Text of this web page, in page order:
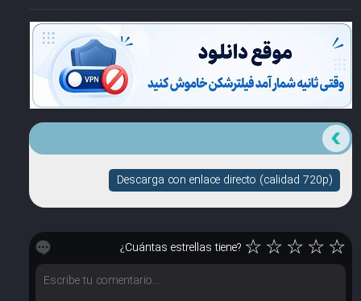
Descarga con enlace directo (calidad 720p)
¿Cuántas estrellas tiene? ☆☆☆☆☆